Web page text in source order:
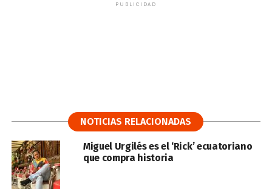
PUBLICIDAD
NOTICIAS RELACIONADAS
Miguel Urgilés es el ‘Rick’ ecuatoriano
que compra historia